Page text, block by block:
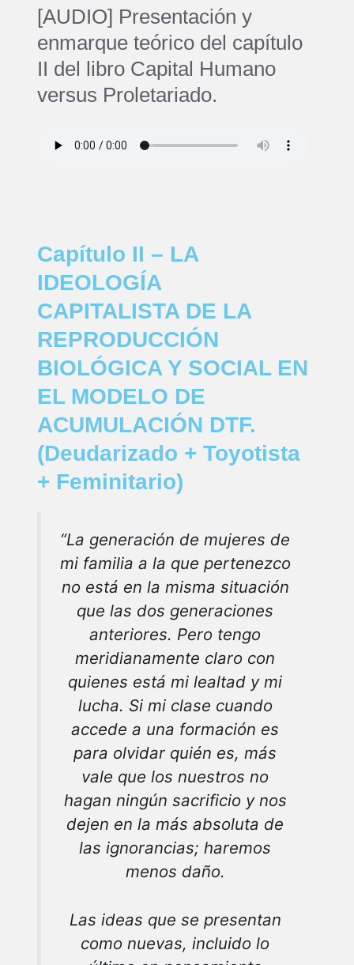
[AUDIO] Presentación y
enmarque teórico del capítulo
II del libro Capital Humano
versus Proletariado.
Capítulo II – LA
IDEOLOGÍA
CAPITALISTA DE LA
REPRODUCCIÓN
BIOLÓGICA Y SOCIAL EN
EL MODELO DE
ACUMULACIÓN DTF.
(Deudarizado + Toyotista
+ Feminitario)
“La generación de mujeres de
mi familia a la que pertenezco
no está en la misma situación
que las dos generaciones
anteriores. Pero tengo
meridianamente claro con
quienes está mi lealtad y mi
lucha. Si mi clase cuando
accede a una formación es
para olvidar quién es, más
vale que los nuestros no
hagan ningún sacrificio y nos
dejen en la más absoluta de
las ignorancias; haremos
menos daño.
Las ideas que se presentan
como nuevas, incluido lo